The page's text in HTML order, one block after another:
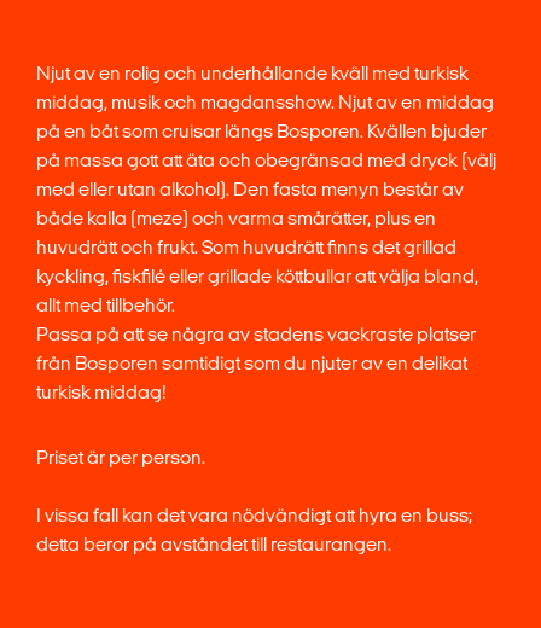
Njut av en rolig och underhållande kväll med turkisk
middag, musik och magdansshow. Njut av en middag
på en båt som cruisar längs Bosporen. Kvällen bjuder
på massa gott att äta och obegränsad med dryck (välj
med eller utan alkohol). Den fasta menyn består av
både kalla (meze) och varma smårätter, plus en
huvudrätt och frukt. Som huvudrätt finns det grillad
kyckling, fiskfilé eller grillade köttbullar att välja bland,
allt med tillbehör.
Passa på att se några av stadens vackraste platser
från Bosporen samtidigt som du njuter av en delikat
turkisk middag!
Priset är per person.
I vissa fall kan det vara nödvändigt att hyra en buss;
detta beror på avståndet till restaurangen.